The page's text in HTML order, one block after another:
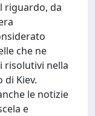
riguardo, da
che ne
risolutivi nella
Kiev.
le notizie
e